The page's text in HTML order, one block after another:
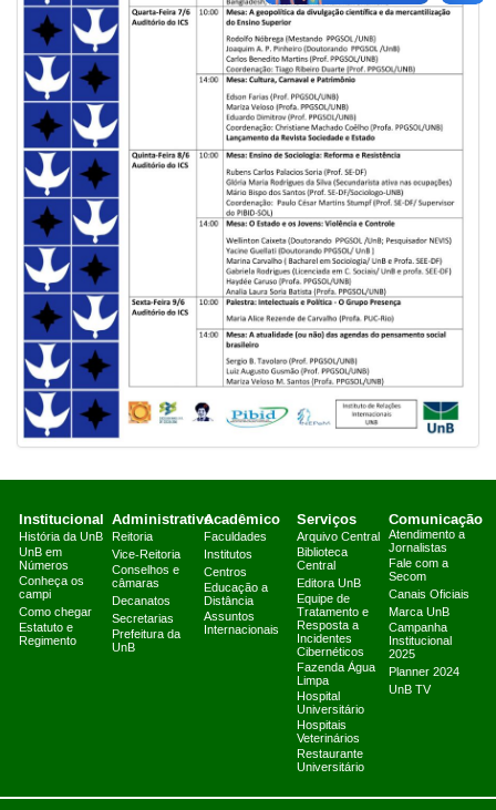
Institucional
História da UnB
UnB em
Números
Conheça os
campi
Como chegar
Estatuto e
Regimento
Administrativo
Reitoria
Vice-Reitoria
Conselhos e
câmaras
Decanatos
Secretarias
Prefeitura da
UnB
Acadêmico
Faculdades
Institutos
Centros
Educação a
Distância
Assuntos
Internacionais
Serviços
Arquivo Central
Biblioteca
Central
Editora UnB
Equipe de
Tratamento e
Resposta a
Incidentes
Cibernéticos
Fazenda Água
Limpa
Hospital
Universitário
Hospitais
Veterinários
Restaurante
Universitário
Comunicação
Atendimento a
Jornalistas
Fale com a
Secom
Canais Oficiais
Marca UnB
Campanha
Institucional
2025
Planner 2024
UnB TV